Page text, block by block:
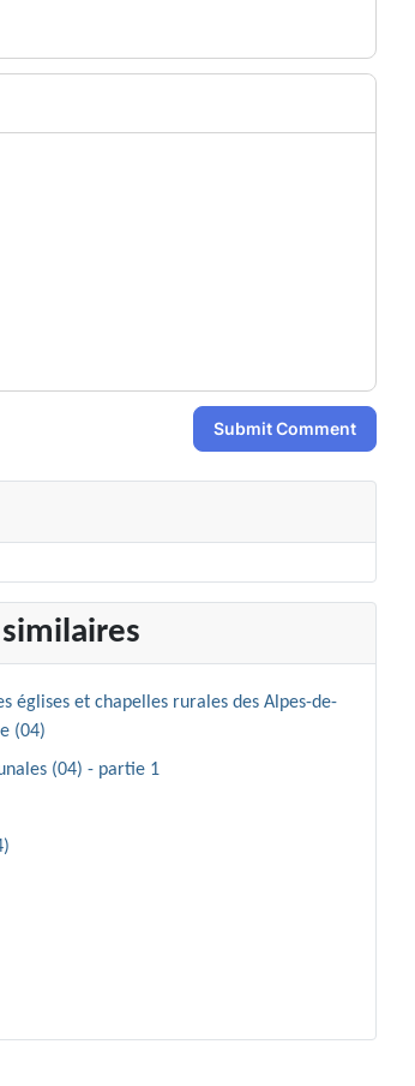
Submit Comment
églises et chapelles rurales des Alpes-de-
(04)
(04) - partie 1